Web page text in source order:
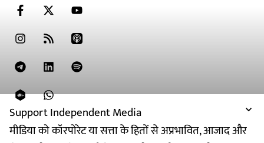
Support Independent Media
मीडिया को कॉरपोरेट या सत्ता के हितों से अप्रभावित, आजाद और